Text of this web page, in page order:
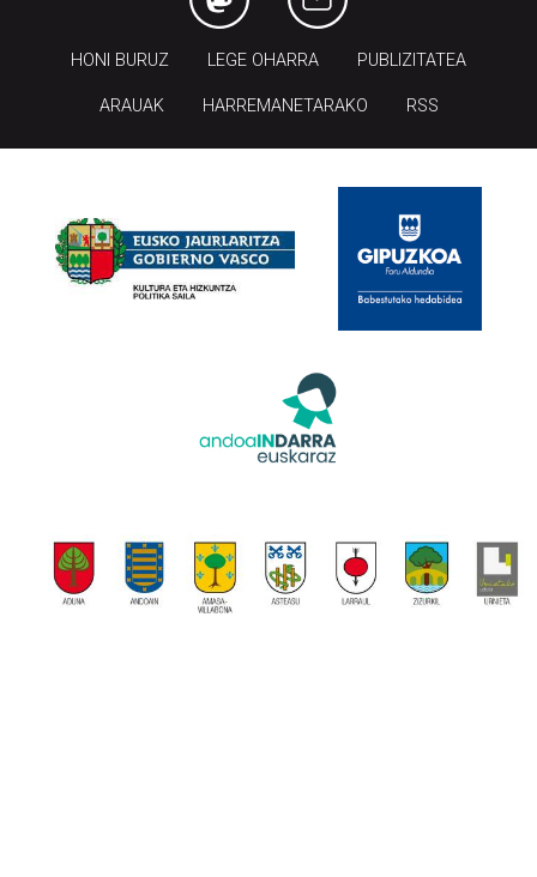
HONI BURUZ LEGE OHARRA PUBLIZITATEA
ARAUAK HARREMANETARAKO RSS